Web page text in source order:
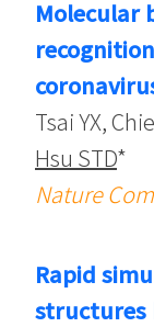
Molecular
Tsai YX,
Hsu STD*
Nature
Rapid
structures